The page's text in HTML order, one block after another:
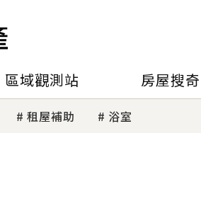
區域觀測站 房屋搜奇
租屋補助 浴室